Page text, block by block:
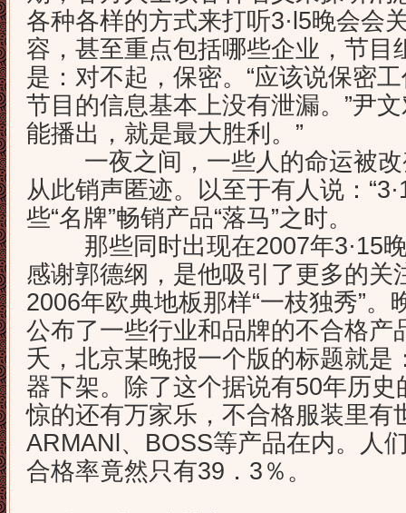
各种各样的方式来打听3·l5晚会会
容，甚至重点包括哪些企业，节目
是：对不起，保密。“应该说保密
节目的信息基本上没有泄漏。”尹
能播出，就是最大胜利。”
一夜之间，一些人的命运被改
从此销声匿迹。以至于有人说：
些“名牌”畅销产品“落马”之时。
那些同时出现在2007年3·15晚
感谢郭德纲，是他吸引了更多的关
2006年欧典地板那样“一枝独秀”。
公布了一些行业和品牌的不合格产
夭，北京某晚报一个版的标题就是
器下架。除了这个据说有50年历
惊的还有万家乐，不合格服装里有
ARMANl、BOSS等产品在内。人
合格率竟然只有39．3％。